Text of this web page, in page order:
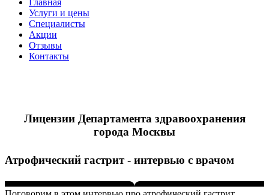
Главная
Услуги и цены
Специалисты
Акции
Отзывы
Контакты
Лицензии Департамента здравоохранения
города Москвы
Атрофический гастрит - интервью с врачом